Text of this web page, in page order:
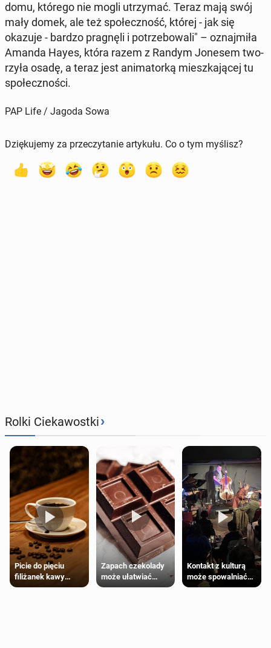
domu, którego nie mogli utrzy­mać. Teraz mają swój
mały domek, ale też spo­łecz­ność, której - jak się
okazuje - bardzo pra­gnę­li i po­trze­bo­wa­li" – oznaj­mi­ła
Amanda Hayes, która razem z Randym Jonesem two­
rzy­ła osadę, a teraz jest ani­ma­tor­ką miesz­ka­ją­cej tu
spo­łecz­no­ści.
PAP Life / Jagoda Sowa
Dziękujemy za przeczytanie artykułu. Co o tym myślisz?
Rolki Ciekawostki›
Picie do pięciu
filiżanek kawy
dziennie jest
Zapach czekolady
może ułatwiać
trening siłowy
Kontakt z kulturą
może spowalniać
starzenie